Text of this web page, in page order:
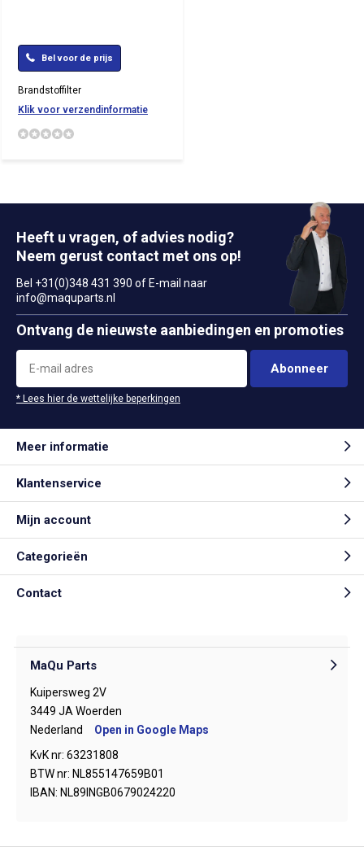
Bel voor de prijs
Brandstoffilter
Klik voor verzendinformatie
Heeft u vragen, of advies nodig?
Neem gerust contact met ons op!
Bel +31(0)348 431 390 of E-mail naar
info@maquparts.nl
Ontvang de nieuwste aanbiedingen en promoties
Abonneer
* Lees hier de wettelijke beperkingen
Meer informatie
Klantenservice
Mijn account
Categorieën
Contact
MaQu Parts
Kuipersweg 2V
3449 JA Woerden
Nederland
Open in Google Maps
KvK nr: 63231808
BTW nr: NL855147659B01
IBAN: NL89INGB0679024220